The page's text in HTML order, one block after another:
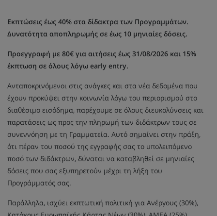
Εκπτώσεις έως 40% στα δίδακτρα των Προγραμμάτων.
Δυνατότητα αποπληρωμής σε έως 10 μηνιαίες δόσεις.
Προεγγραφή με 80€ για αιτήσεις έως 31/08/2026 και 15%
έκπτωση σε όλους λόγω early entry.
Ανταποκρινόμενοι στις ανάγκες και στα νέα δεδομένα που
έχουν προκύψει στην κοινωνία λόγω του περιορισμού στο
διαθέσιμο εισόδημα, παρέχουμε σε όλους διευκολύνσεις και
παρατάσεις ως προς την πληρωμή των διδάκτρων τους σε
συνεννόηση με τη Γραμματεία. Αυτό σημαίνει στην πράξη,
ότι πέραν του ποσού της εγγραφής σας το υπολειπόμενο
ποσό των διδάκτρων, δύναται να καταβληθεί σε μηνιαίες
δόσεις που σας εξυπηρετούν μέχρι τη λήξη του
Προγράμματός σας.
Παράλληλα, ισχύει εκπτωτική πολιτική για Ανέργους (30%),